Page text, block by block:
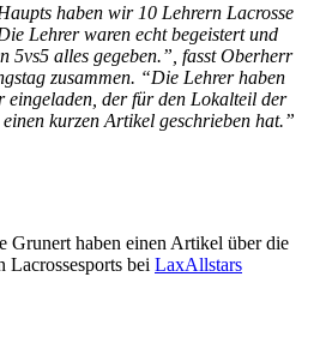
haben wir 10 Lehrern Lacrosse
Lehrer waren echt begeistert und
5vs5 alles gegeben.”, fasst Oberherr
zusammen. “Die Lehrer haben
eingeladen, der für den Lokalteil der
kurzen Artikel geschrieben hat.”
Grunert haben einen Artikel über die
Lacrossesports bei LaxAllstars